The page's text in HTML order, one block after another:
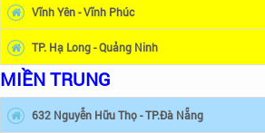
Vĩnh Yên - Vĩnh Phúc
TP. Hạ Long - Quảng Ninh
MIỀN TRUNG
632 Nguyễn Hữu Thọ - TP.Đà Nẵng